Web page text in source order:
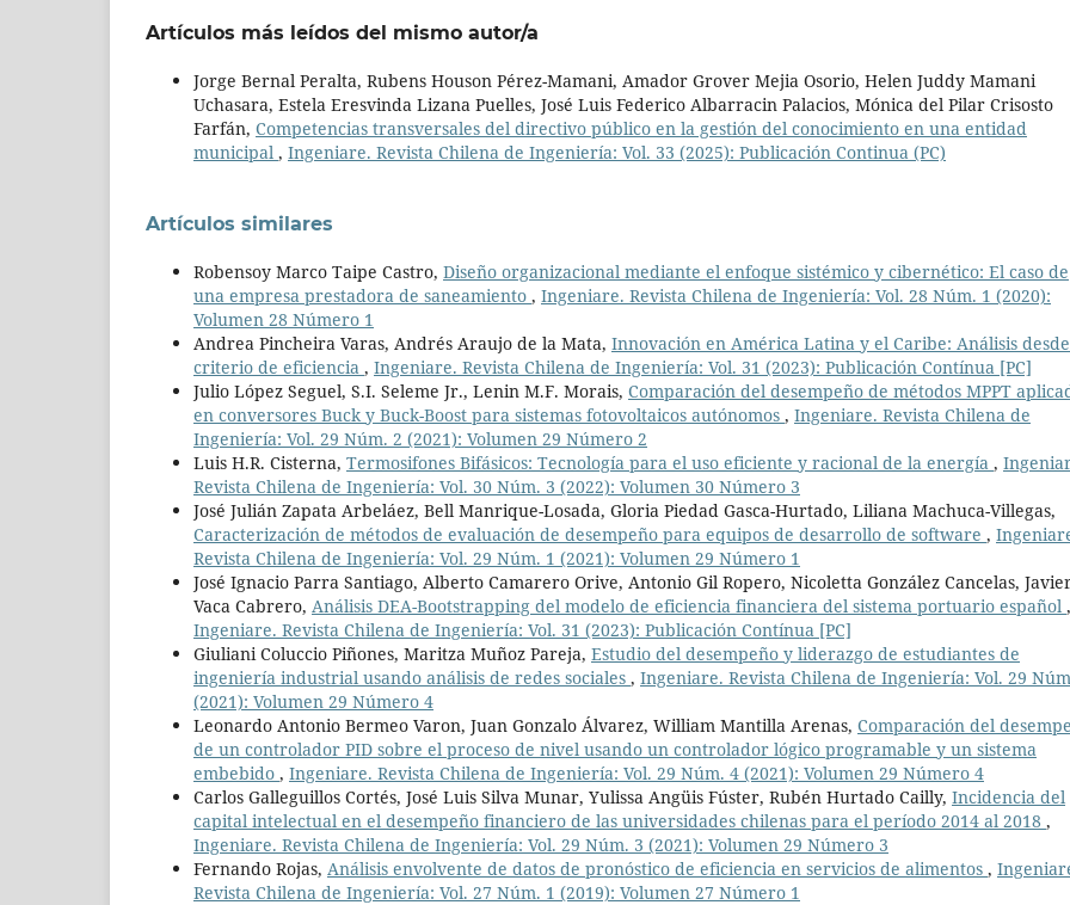
Artículos más leídos del mismo autor/a
Jorge Bernal Peralta, Rubens Houson Pérez-Mamani, Amador Grover Mejia Osorio, Helen Juddy Mamani
Uchasara, Estela Eresvinda Lizana Puelles, José Luis Federico Albarracin Palacios, Mónica del Pilar Crisosto
Farfán, Competencias transversales del directivo público en la gestión del conocimiento en una entidad
municipal , Ingeniare. Revista Chilena de Ingeniería: Vol. 33 (2025): Publicación Continua (PC)
Artículos similares
Robensoy Marco Taipe Castro, Diseño organizacional mediante el enfoque sistémico y cibernético: El caso de
una empresa prestadora de saneamiento , Ingeniare. Revista Chilena de Ingeniería: Vol. 28 Núm. 1 (2020):
Volumen 28 Número 1
Andrea Pincheira Varas, Andrés Araujo de la Mata, Innovación en América Latina y el Caribe: Análisis
criterio de eficiencia , Ingeniare. Revista Chilena de Ingeniería: Vol. 31 (2023): Publicación Contínua [PC]
Julio López Seguel, S.I. Seleme Jr., Lenin M.F. Morais, Comparación del desempeño de métodos MPPT
en conversores Buck y Buck-Boost para sistemas fotovoltaicos autónomos , Ingeniare. Revista Chilena de
Ingeniería: Vol. 29 Núm. 2 (2021): Volumen 29 Número 2
Luis H.R. Cisterna, Termosifones Bifásicos: Tecnología para el uso eficiente y racional de la energía ,
Revista Chilena de Ingeniería: Vol. 30 Núm. 3 (2022): Volumen 30 Número 3
José Julián Zapata Arbeláez, Bell Manrique-Losada, Gloria Piedad Gasca-Hurtado, Liliana Machuca-Villegas,
Caracterización de métodos de evaluación de desempeño para equipos de desarrollo de software ,
Revista Chilena de Ingeniería: Vol. 29 Núm. 1 (2021): Volumen 29 Número 1
José Ignacio Parra Santiago, Alberto Camarero Orive, Antonio Gil Ropero, Nicoletta González Cancelas,
Vaca Cabrero, Análisis DEA-Bootstrapping del modelo de eficiencia financiera del sistema portuario español ,
Ingeniare. Revista Chilena de Ingeniería: Vol. 31 (2023): Publicación Contínua [PC]
Giuliani Coluccio Piñones, Maritza Muñoz Pareja, Estudio del desempeño y liderazgo de estudiantes de
ingeniería industrial usando análisis de redes sociales , Ingeniare. Revista Chilena de Ingeniería: Vol. 29
(2021): Volumen 29 Número 4
Leonardo Antonio Bermeo Varon, Juan Gonzalo Álvarez, William Mantilla Arenas, Comparación del
de un controlador PID sobre el proceso de nivel usando un controlador lógico programable y un sistema
embebido , Ingeniare. Revista Chilena de Ingeniería: Vol. 29 Núm. 4 (2021): Volumen 29 Número 4
Carlos Galleguillos Cortés, José Luis Silva Munar, Yulissa Angüis Fúster, Rubén Hurtado Cailly, Incidencia del
capital intelectual en el desempeño financiero de las universidades chilenas para el período 2014 al 2018 ,
Ingeniare. Revista Chilena de Ingeniería: Vol. 29 Núm. 3 (2021): Volumen 29 Número 3
Fernando Rojas, Análisis envolvente de datos de pronóstico de eficiencia en servicios de alimentos ,
Revista Chilena de Ingeniería: Vol. 27 Núm. 1 (2019): Volumen 27 Número 1